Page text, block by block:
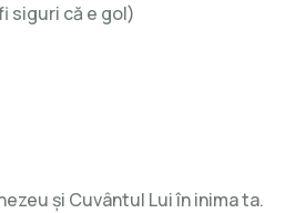
siguri că e gol)
și Cuvântul Lui în inima ta.